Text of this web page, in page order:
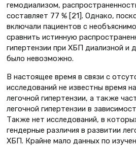
гемодиализом,
составляет 77 % [21]. Однако,
включали пациентов с
сравнить истинную
гипертензии при ХБП диализной и
было невозможно.
В настоящее время в связи с
исследований не известны время
легочной гипертензии, а также
легочной гипертензии в
Также нет исследований, в
гендерные различия в развитии
ХБП. Крайне мало данных по